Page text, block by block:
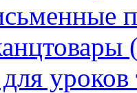
уроков